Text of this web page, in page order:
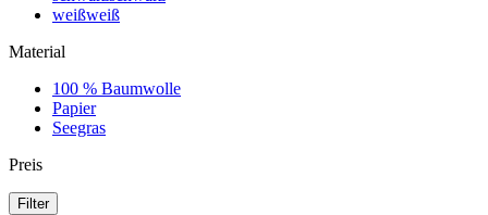
weißweiß
Material
100 % Baumwolle
Papier
Seegras
Preis
Filter